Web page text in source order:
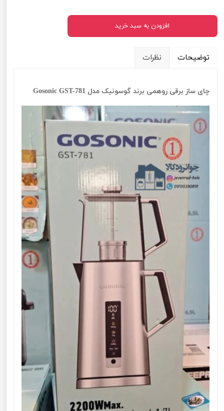
افزودن به سبد خرید
توضیحات نظرات
چای ساز برقی روهمی برند گوسونیک مدل Gosonic GST-781